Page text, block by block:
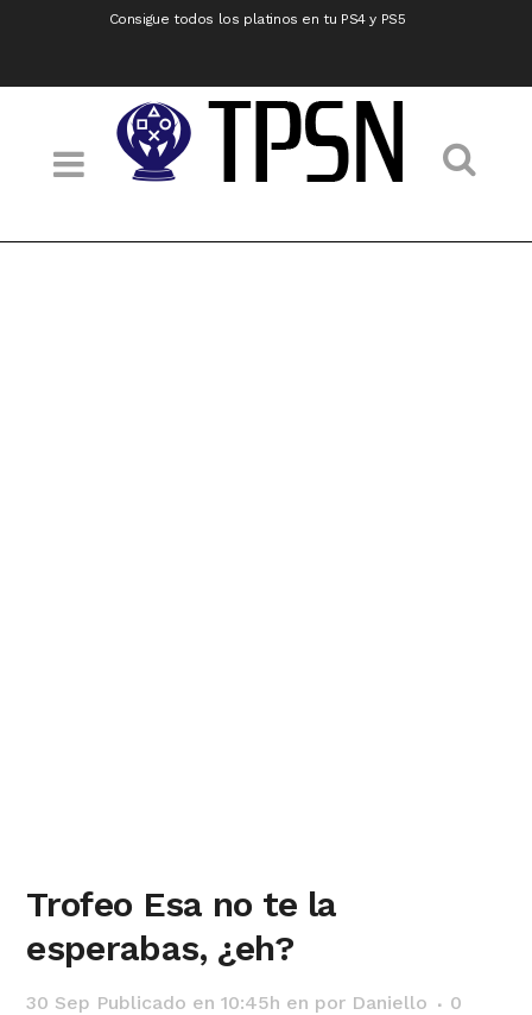
Consigue todos los platinos en tu PS4 y PS5
Trofeo Esa no te la
esperabas, ¿eh?
30 Sep Publicado en 10:45h en por Daniello
0